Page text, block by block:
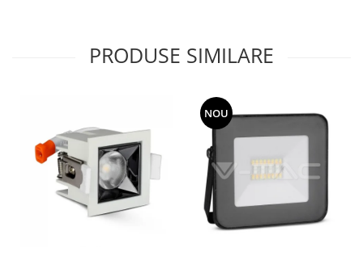
PRODUSE SIMILARE
NOU